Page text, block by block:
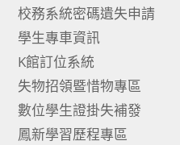
校務系統密碼遺失申請
學生專車資訊
K館訂位系統
失物招領暨惜物專區
數位學生證掛失補發
鳳新學習歷程專區